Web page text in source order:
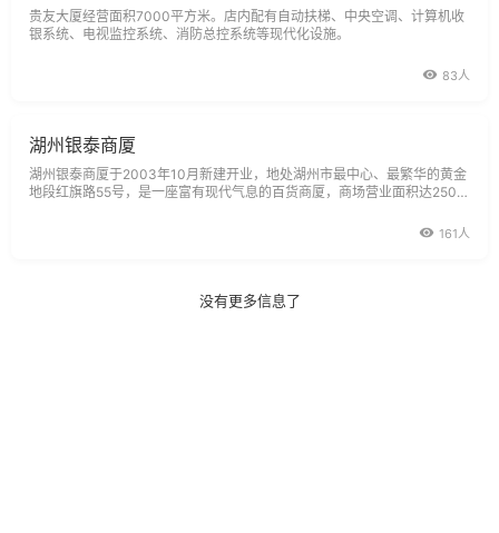
贵友大厦经营面积7000平方米。店内配有自动扶梯、中央空调、计算机收
银系统、电视监控系统、消防总控系统等现代化设施。
83人
湖州银泰商厦
湖州银泰商厦于2003年10月新建开业，地处湖州市最中心、最繁华的黄金
地段红旗路55号，是一座富有现代气息的百货商厦，商场营业面积达2500
施齐全。商品门类齐全、品牌众多，主要商品有：男女服装、鞋类、皮具、
161人
没有更多信息了